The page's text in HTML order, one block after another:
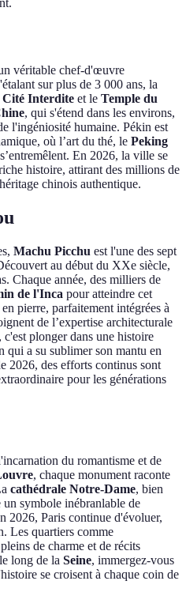
véritable chef-d'œuvre
sur plus de 3 000 ans, la
Cité Interdite et le Temple du
, qui s'étend dans les environs,
l'ingéniosité humaine. Pékin est
où l’art du thé, le Peking
En 2026, la ville se
histoire, attirant des millions de
chinois authentique.
Machu Picchu est l'une des sept
au début du XXe siècle,
Chaque année, des milliers de
de l'Inca pour atteindre cet
pierre, parfaitement intégrées à
de l’expertise architecturale
plonger dans une histoire
qui a su sublimer son mantu en
2026, des efforts continus sont
pour les générations
du romantisme et de
, chaque monument raconte
cathédrale Notre-Dame, bien
un symbole inébranlable de
2026, Paris continue d'évoluer,
Les quartiers comme
de charme et de récits
long de la Seine, immergez-vous
se croisent à chaque coin de